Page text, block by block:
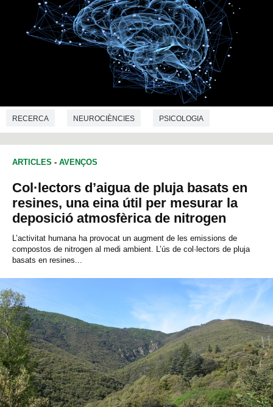
RECERCA NEUROCIÈNCIES PSICOLOGIA
PSIQUIATRIA
ARTICLES - AVENÇOS
Col·lectors d’aigua de pluja basats en
resines, una eina útil per mesurar la
deposició atmosfèrica de nitrogen
L’activitat humana ha provocat un augment de les emissions de
compostos de nitrogen al medi ambient. L’ús de col·lectors de pluja
basats en resines...